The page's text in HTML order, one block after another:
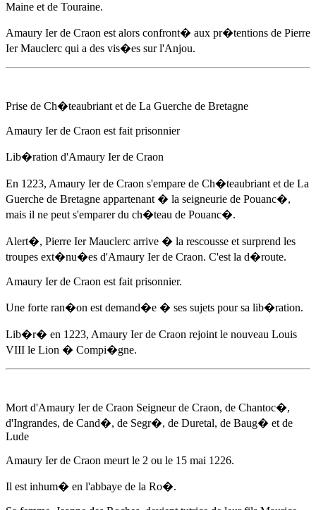
Maine et de Touraine.
Amaury Ier de Craon est alors confront� aux pr�tentions de Pierre
Ier Mauclerc qui a des vis�es sur l'Anjou.
Prise de Ch�teaubriant et de La Guerche de Bretagne
Amaury Ier de Craon est fait prisonnier
Lib�ration d'Amaury Ier de Craon
En 1223, Amaury Ier de Craon s'empare de Ch�teaubriant et de La
Guerche de Bretagne appartenant � la seigneurie de Pouanc�,
mais il ne peut s'emparer du ch�teau de Pouanc�.
Alert�, Pierre Ier Mauclerc arrive � la rescousse et surprend les
troupes ext�nu�es d'Amaury Ier de Craon. C'est la d�route.
Amaury Ier de Craon est fait prisonnier.
Une forte ran�on est demand�e � ses sujets pour sa lib�ration.
Lib�r� en 1223, Amaury Ier de Craon rejoint le nouveau Louis
VIII le Lion � Compi�gne.
Mort d'Amaury Ier de Craon Seigneur de Craon, de Chantoc�,
d'Ingrandes, de Cand�, de Segr�, de Duretal, de Baug� et de
Lude
Amaury Ier de Craon meurt le 2 ou le 15 mai 1226.
Il est inhum� en l'abbaye de la Ro�.